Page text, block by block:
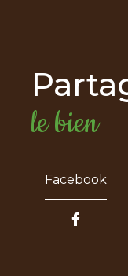
le bien
Facebook